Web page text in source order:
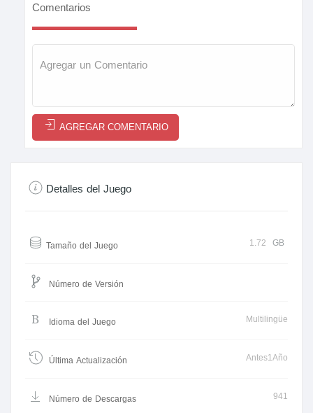
Comentarios
AGREGAR COMENTARIO
Detalles del Juego
Tamaño del Juego 1.72 GB
Número de Versión
Idioma del Juego Multilingüe
Última Actualización Antes1Año
Número de Descargas 941